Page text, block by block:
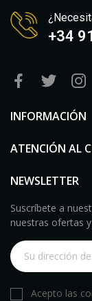
+34
INFORMACIÓN
ATENCIÓN AL
NEWSLETTER
Suscríbete a
nuestras ofertas
Acepto las